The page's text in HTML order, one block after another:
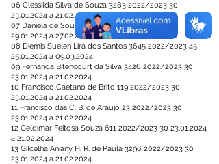
06 Clessilda Silva de Souza 3283 2022/2023 30
23.01.2024 a 21.02.2024
07 Daniela de Sousa Castro3236 2022/202330
29.01.2024 a 27.02.2024
08 Diemis Suelen Lira dos Santos 3645 2022/2023 45
25.01.2024 a 09.03.2024
09 Fernanda Bitencourt da Silva 3426 2022/2023 30
23.01.2024 a 21.02.2024
10 Francisco Caetano de Brito 119 2022/2023 30
23.01.2024 a 21.02.2024
11 Francisco das C. B. de Araujo 23 2022/2023 30
23.01.2024 a 21.02.2024
12 Geldimar Feitosa Souza 611 2022/2023 30 23.01.2024
a 21.02.2024
13 Gilcelha Aniany H. R. de Paula 3296 2022/2023 30
23.01.2024 a 21.02.2024